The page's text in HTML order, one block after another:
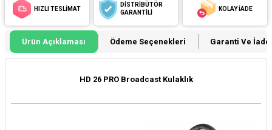
HIZLI TESLİMAT
DİSTRİBÜTÖR
GARANTİLİ
KOLAY İADE
Ürün Açıklaması Ödeme Seçenekleri Garanti Ve İade
HD 26 PRO Broadcast Kulaklık